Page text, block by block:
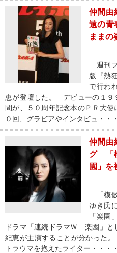
仲間由
遠の
ままの
週刊
版『熱
で行わ
恵が登壇した。 デビューの１９
間が、５０周年記念本のＰＲ大使
０回、グラビアやインタビュ・・・
仲間由
グ 「
園」を
「模
ゆき氏
「楽園
ドラマ「連続ドラマＷ 楽園」と
紀恵が主演することが分かった
トラウマを抱えたライター・・・・